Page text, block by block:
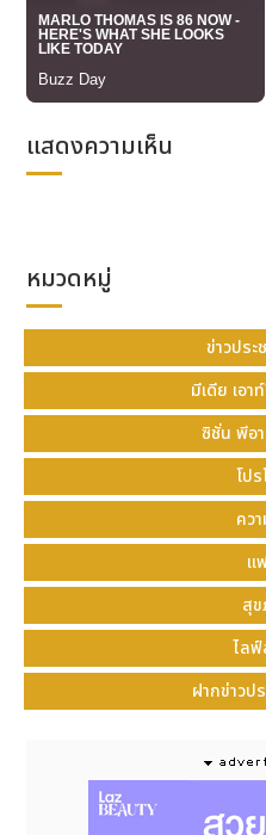
* สารสกัดจากผลบิลเบอ
สกัดสำคัญที่เน้นการดูแลดว
แอนโทไซยานิน ซึ่งเป็นสาร
ในจอประสาทตา ช่วยถนอ
มองเห็นให้ดีขึ้น โดยเฉพาะใ
ของดวงตาจากการจ้องหน้า
อุดมไปด้วยเอสเพอริดินแล
ไวรัส ปกป้องผิวจากรังสียูวี
ผิว ลดความหมองคล้ำ แล
* ซิตรัสไบโอฟลาโวนอย
ทำงานร่วมกับวิตามินซี ช่ว
เข้าสู่ร่างกายให้มีประสิทธิ
สร้างความแข็งแรงให้ผนังเ
* วิตามินเอ (Vitamin A)
อย่างยิ่งต่อการมองเห็นโ
อาการตาฟาง และตาบอดก
ตาไวต่อแสง ทำให้มองเห็
ต่างๆ
"ไบโอ โปร ซี" (Bio Pro
สุขภาพที่ง่ายและสะดวก
1 เม็ด พร้อม
สะดวกในการดูแลสุขภาพร่า
พร้อมกัน เหมาะสำหรับค
แสดงความเห็น
หมวดหมู่
ข่าวปร
มีเดีย เอา
ซิชั่น พีอ
โป
คว
แ
สุ
ไล
ฝากข่าวป